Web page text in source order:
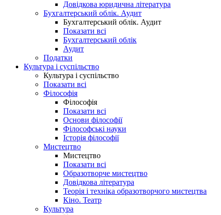
Довідкова юридична література
Бухгалтерський облік. Аудит
Бухгалтерський облік. Аудит
Показати всі
Бухгалтерський облік
Аудит
Податки
Культура і суспільство
Культура і суспільство
Показати всі
Філософія
Філософія
Показати всі
Основи філософії
Філософські науки
Історія філософії
Мистецтво
Мистецтво
Показати всі
Образотворче мистецтво
Довідкова література
Теорія і техніка образотворчого мистецтва
Кіно. Театр
Культура